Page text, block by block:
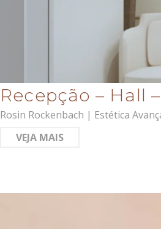
Recepção – Hall
Rosin Rockenbach | Estética
VEJA MAIS